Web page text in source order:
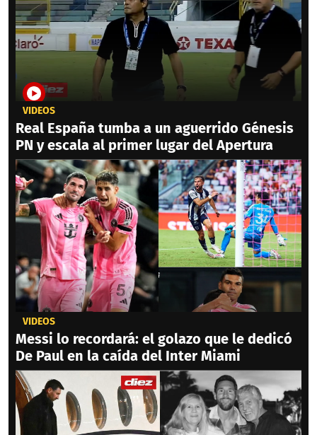
VIDEOS
Real España tumba a un aguerrido Génesis
PN y escala al primer lugar del Apertura
VIDEOS
Messi lo recordará: el golazo que le dedicó
De Paul en la caída del Inter Miami